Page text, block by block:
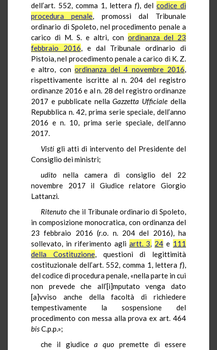
dell’art. 552, comma 1, lettera f), del codice di
procedura penale, promossi dal Tribunale
ordinario di Spoleto, nel procedimento penale a
carico di M. S. e altri, con ordinanza del 23
febbraio 2016, e dal Tribunale ordinario di
Pistoia, nel procedimento penale a carico di K. Z.
e altro, conordinanza del 4 novembre 2016,
rispettivamente iscritte al n. 204 del registro
ordinanze 2016 e al n. 28 del registro ordinanze
2017 e pubblicate nellaGazzetta Ufficialedella
Repubblica n. 42, prima serie speciale, dell’anno
2016 e n. 10, prima serie speciale, dell’anno
2017.
Visti gli atti di intervento del Presidente del
Consiglio dei ministri;
udito
nella camera di consiglio del 22
novembre 2017 il Giudice relatore Giorgio
Lattanzi.
Ritenuto che il Tribunale ordinario di Spoleto,
in composizione monocratica, con ordinanza del
23 febbraio 2016 (r.o. n. 204 del 2016), ha
sollevato, in riferimento agli artt. 3, 24 e 111
della Costituzione, questioni di legittimità
costituzionale dell’art. 552, comma 1, lettera f),
del codice di procedura penale, «nella parte in cui
non prevede che all’[i]mputato venga dato
[a]vviso anche della facoltà di richiedere
tempestivamente la sospensione del
procedimento con messa alla prova ex art. 464
bisC.p.p.»;
che il giudice a quo premette di essere